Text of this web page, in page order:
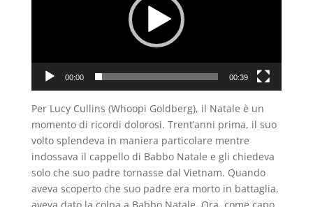
00:00 00:39
Per Lucy Cullins (Whoopi Goldberg), il Natale è un
momento di ricordi dolorosi. Trent’anni prima, il suo
volto splendeva in maniera particolare mentre
indossava il cappello di Babbo Natale e gli chiedeva
solo che suo padre tornasse dal Vietnam. Quando
aveva scoperto che suo padre era morto in battaglia,